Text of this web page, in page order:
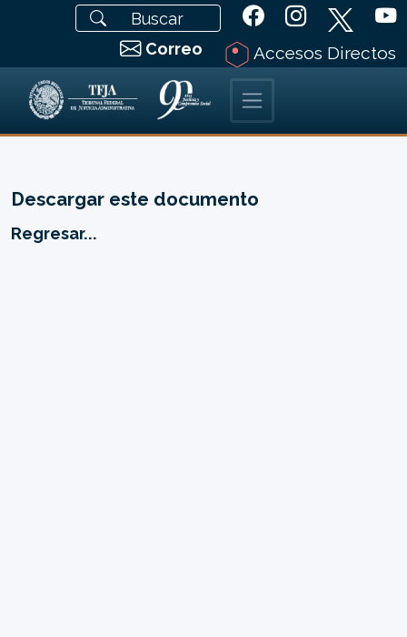
Correo Accesos Directos
Descargar este documento
Regresar...